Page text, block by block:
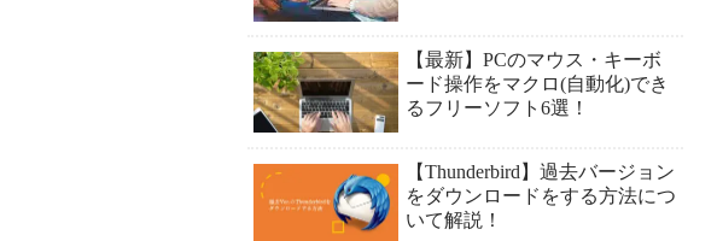
【最新】PCのマウス・キーボ
ード操作をマクロ(自動化)でき
るフリーソフト6選！
【Thunderbird】過去バージョン
をダウンロードをする方法につ
いて解説！